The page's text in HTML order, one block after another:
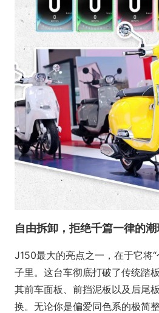
自由拆卸，拒绝千篇一律的
J150最大的亮点之一，在于它将
子里。这台车彻底打破了传统踏
其前车面板、前挡泥板以及后尾
换。无论你是偏爱同色系的极简